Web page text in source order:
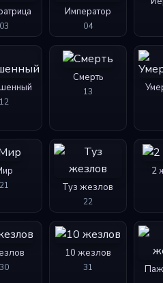
03
Император
04
12
Смерть
13
21 Туз жезлов
22
2
30
10 жезлов
31